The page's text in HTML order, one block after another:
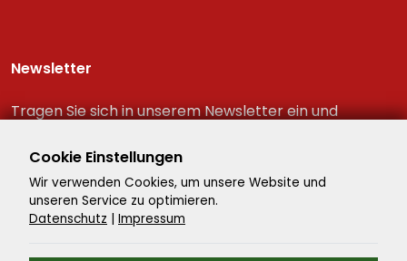
Newsletter
Tragen Sie sich in unserem Newsletter ein und
Reiseschnäppchen!
Cookie Einstellungen
Wir verwenden Cookies, um unsere Website und
unseren Service zu optimieren.
Datenschutz | Impressum